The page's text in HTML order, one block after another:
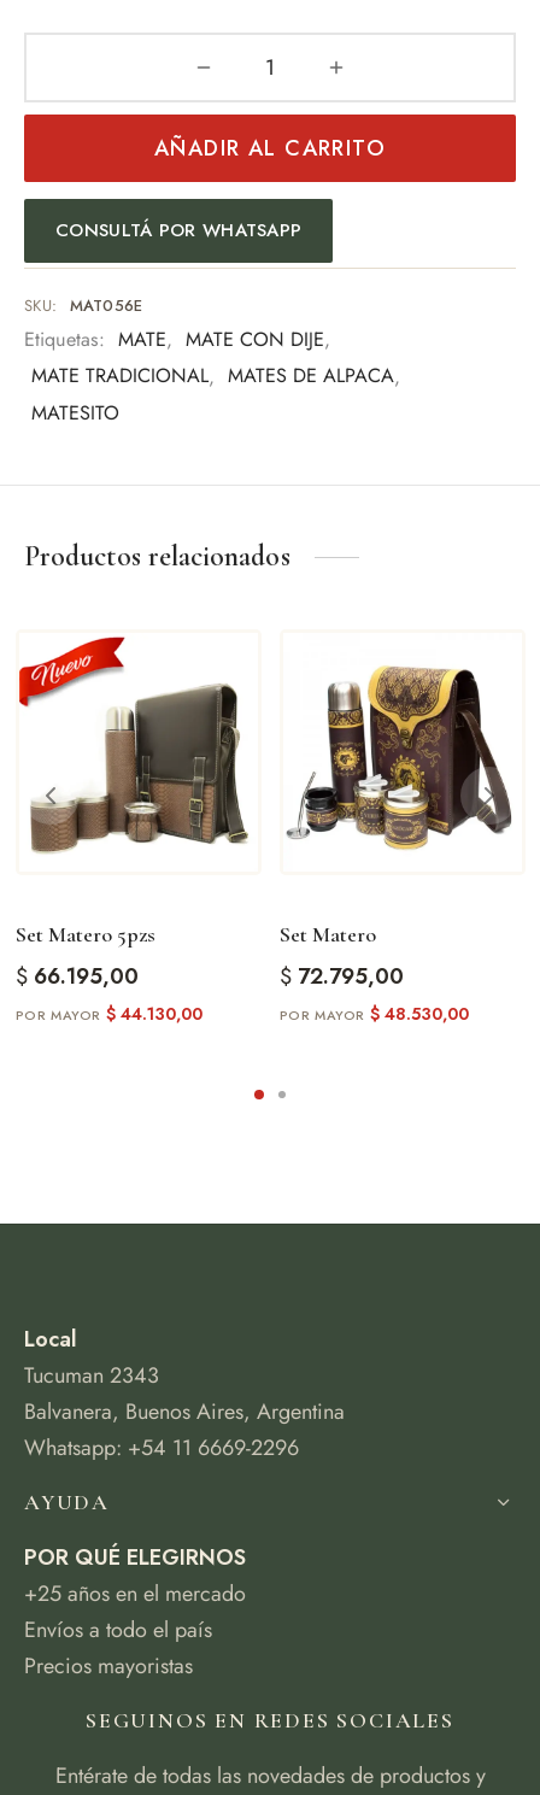
Peso aproximado de 150gr
Ideal para:
Regalo empresarial
Eventos especiales
Amantes del mate
Una pieza pensada para quienes valoran los detalles y la
tradición.
AÑADIR AL CARRITO
CONSULTÁ POR WHATSAPP
SKU: MAT056E
Etiquetas: MATE, MATE CON DIJE,
MATE TRADICIONAL, MATES DE ALPACA,
MATESITO
Productos relacionados
Set Matero 5pzs
$66.195,00
$44.130,00
Set Matero
$72.795,00
$48.530,00
Local
Tucuman 2343
Balvanera, Buenos Aires, Argentina
Whatsapp: +54 11 6669-2296
AYUDA
POR QUÉ ELEGIRNOS
+25 años en el mercado
Envíos a todo el país
Precios mayoristas
SEGUINOS EN REDES SOCIALES
Entérate de todas las novedades de productos y